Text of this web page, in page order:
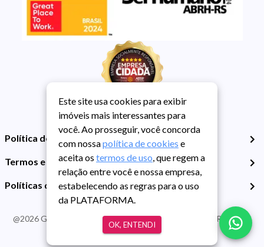
Política de Privacidade
Termos e Condições de Uso
Políticas de Cookies
@2026Guarida Imóvel. Todos os direitos reservados. CRECI RS -
413J | CNPJ Guarida: 89.398.606/0001-30
Este site usa cookies para exibir
imóveis mais interessantes para
você. Ao prosseguir, você concorda
com nossapolítica de cookies e
aceita os termos de uso, que regem a
relação entre você e nossa empresa,
estabelecendo as regras para o uso
da PLATAFORMA.
OK, ENTENDI